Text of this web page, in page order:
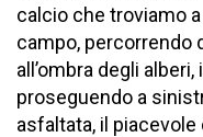
calcio che troviamo
campo, percorrendo
all’ombra degli
proseguendo a
asfaltata, il